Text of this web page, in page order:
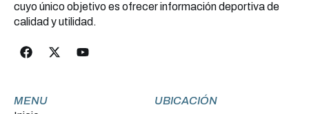
cuyo único objetivo es ofrecer información deportiva de
calidad y utilidad.
MENU
UBICACIÓN